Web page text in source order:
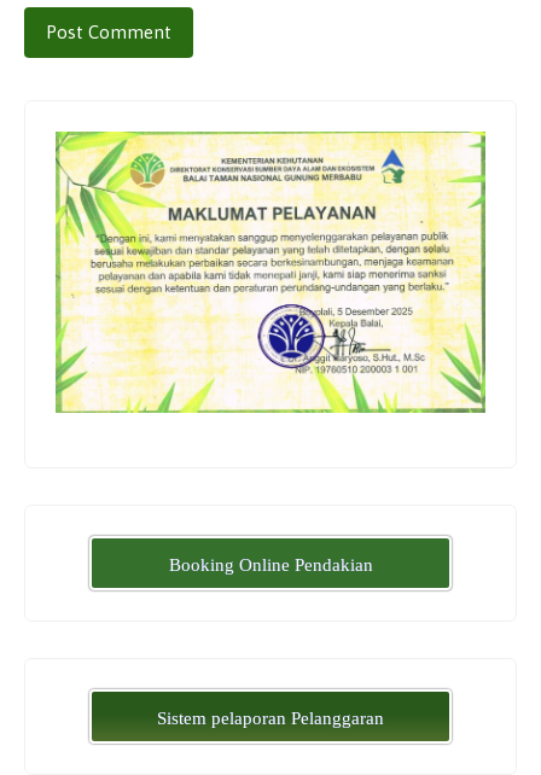
Booking Online Pendakian
Sistem pelaporan Pelanggaran